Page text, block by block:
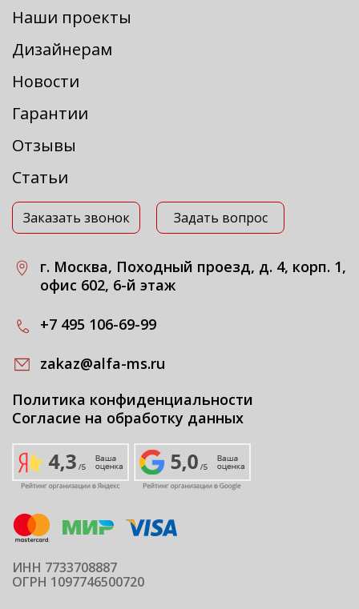
Наши проекты
Дизайнерам
Новости
Гарантии
Отзывы
Статьи
Заказать звонок Задать вопрос
г. Москва, Походный проезд, д. 4, корп. 1,
офис 602, 6-й этаж
+7 495 106-69-99
zakaz@alfa-ms.ru
Политика конфиденциальности
Согласие на обработку данных
ИНН 7733708887
ОГРН 1097746500720